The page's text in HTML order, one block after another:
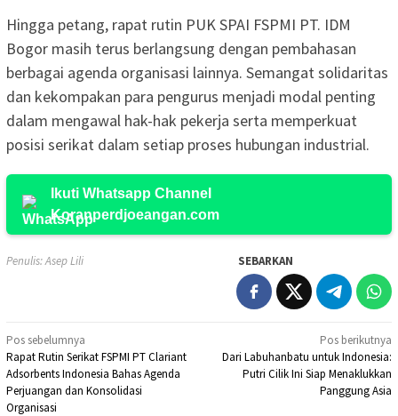
Hingga petang, rapat rutin PUK SPAI FSPMI PT. IDM
Bogor masih terus berlangsung dengan pembahasan
berbagai agenda organisasi lainnya. Semangat solidaritas
dan kekompakan para pengurus menjadi modal penting
dalam mengawal hak-hak pekerja serta memperkuat
posisi serikat dalam setiap proses hubungan industrial.
Ikuti Whatsapp Channel
Koranperdjoeangan.com
Penulis: Asep Lili SEBARKAN
Navigasi
pos
Pos sebelumnya
Rapat Rutin Serikat FSPMI PT Clariant
Adsorbents Indonesia Bahas Agenda
Perjuangan dan Konsolidasi
Organisasi
Pos berikutnya
Dari Labuhanbatu untuk Indonesia:
Putri Cilik Ini Siap Menaklukkan
Panggung Asia